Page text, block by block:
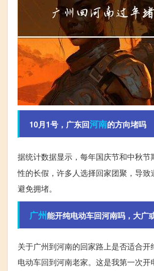
10月1号，广东回河南的方向堵吗
据统计数据显示，每年国庆节和中秋
性的长假，许多人选择回家团聚，导
避免拥堵。
广州能开纯电动车回河南吗，大广
关于广州到河南的回家路上是否适合
电动车回到河南老家。这是我第一次